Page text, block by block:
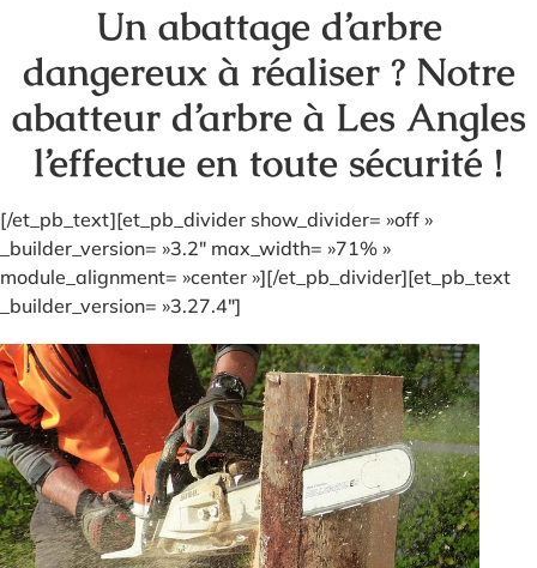
Un abattage d’arbre
dangereux à réaliser ? Notre
abatteur d’arbre à Les Angles
l’effectue en toute sécurité !
[/et_pb_text][et_pb_divider show_divider= »off »
_builder_version= »3.2″ max_width= »71% »
module_alignment= »center »][/et_pb_divider][et_pb_text
_builder_version= »3.27.4″]